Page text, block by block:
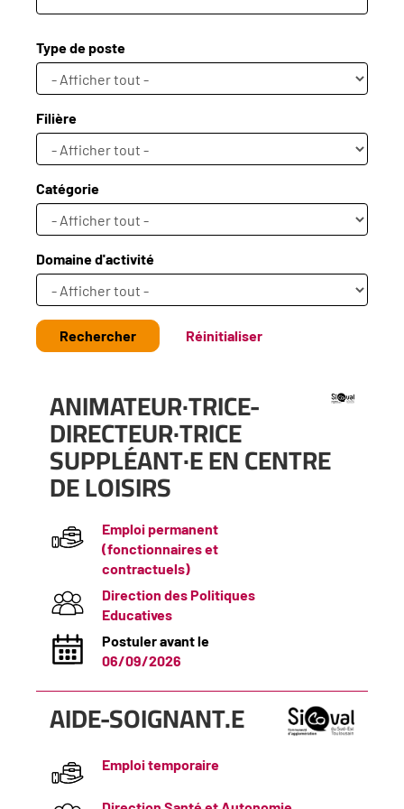
Type de poste
Filière
Catégorie
Domaine d'activité
Rechercher Réinitialiser
ANIMATEUR·TRICE-
DIRECTEUR·TRICE
SUPPLÉANT·E EN CENTRE
DE LOISIRS
(Nouvelle
fenêtre)
Emploi permanent
(fonctionnaires et
contractuels)
Direction des Politiques
Educatives
Postuler avant le
06/09/2026
AIDE-SOIGNANT.E
(Nouvelle
fenêtre)Emploi temporaire